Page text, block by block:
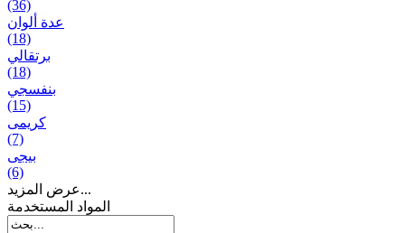
(36)
عدة ألوان
(18)
برتقالي
(18)
بنفسجي
(15)
کریمی
(7)
بيجی
(6)
عرض المزيد...
المواد المستخدمة